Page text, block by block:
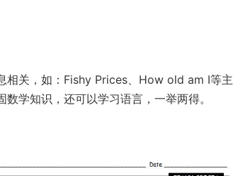
相关，如：Fishy Prices、How old am I等主
学知识，还可以学习语言，一举两得。